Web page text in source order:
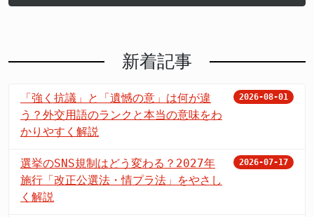
新着記事
「強く抗議」と「遺憾の意」は何が違
う？外交用語のランクと本当の意味をわ
かりやすく解説
2026-08-01
選挙のSNS規制はどう変わる？2027年
施行「改正公選法・情プラ法」をやさし
く解説
2026-07-17